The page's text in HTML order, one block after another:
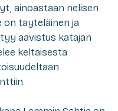
ainoastaan nelisen
on tayteläinen ja
aavistus katajan
keltaisesta